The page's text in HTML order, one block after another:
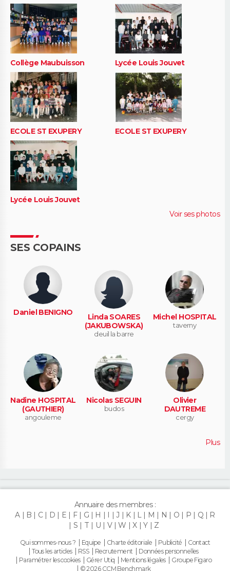
Collège Maubuisson Lycée Louis Jouvet
ECOLE ST EXUPERY ECOLE ST EXUPERY
Lycée Louis Jouvet
Voir ses photos
SES COPAINS
Daniel BENIGNO
Linda SOARES
(JAKUBOWSKA)
deuil la barre
Michel HOSPITAL
taverny
Nadine HOSPITAL
(GAUTHIER)
angouleme
Nicolas SEGUIN
budos
Olivier
DAUTREME
cergy
Plus
Annuaire des membres :
A
B C D E F G H I J K L M N O P Q
R
S
T U V W X Y Z
Qui sommes-nous ? Equipe Charte éditoriale Publicité
Contact
Tous les articles
RSS Recrutement
Données personnelles
Paramétrer les cookies
Gérer Utiq Mentions légales
Groupe Figaro
© 2026 CCM Benchmark